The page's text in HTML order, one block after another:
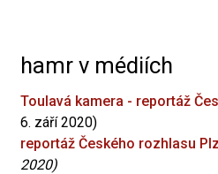
hamr v médiích
Toulavá kamera - reportáž
6. září 2020)
reportáž Českého rozhlasu
2020)